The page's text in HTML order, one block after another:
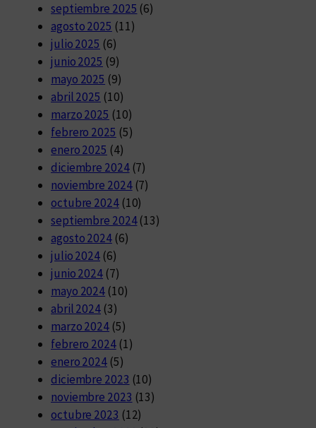
septiembre 2025 (6)
agosto 2025 (11)
julio 2025 (6)
junio 2025 (9)
mayo 2025 (9)
abril 2025 (10)
marzo 2025 (10)
febrero 2025 (5)
enero 2025 (4)
diciembre 2024(7)
noviembre 2024(7)
octubre 2024(10)
septiembre 2024(13)
agosto 2024(6)
julio 2024 (6)
junio 2024 (7)
mayo 2024 (10)
abril 2024 (3)
marzo 2024 (5)
febrero 2024(1)
enero 2024 (5)
diciembre 2023 (10)
noviembre 2023 (13)
octubre 2023 (12)